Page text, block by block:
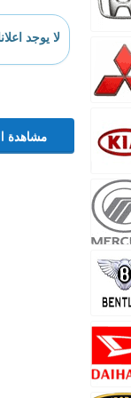
لا يوجد
مشاهدة